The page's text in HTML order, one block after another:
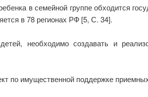
в семейной группе обходится
в 78 регионах РФ [5, С. 34].
необходимо создавать и
по имущественной поддержке